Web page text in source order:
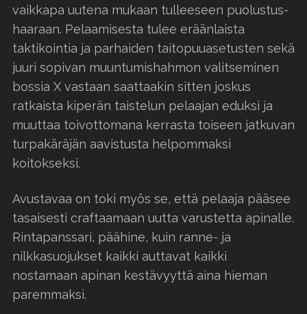
vaikkapa uutena mukaan tulleeseen puolustus-
haaraan. Pelaamisesta tulee eräänlaista
taktikointia ja parhaiden taitopuuasetusten sekä
juuri sopivan muuntumishahmon valitseminen
bossia X vastaan saattaakin sitten joskus
ratkaista kiperän taistelun pelaajan eduksi ja
muuttaa toivottomana kerrasta toiseen jatkuvan
turpakäräjän aavistusta helpommaksi
koitokseksi.
Avustavaa on toki myös se, että pelaaja pääsee
tasaisesti craftaamaan uutta varustetta apinalle.
Rintapanssari, päähine, kuin ranne- ja
nilkkasuojukset kaikki auttavat kaikki
nostamaan apinan kestävyyttä aina hieman
paremmaksi.